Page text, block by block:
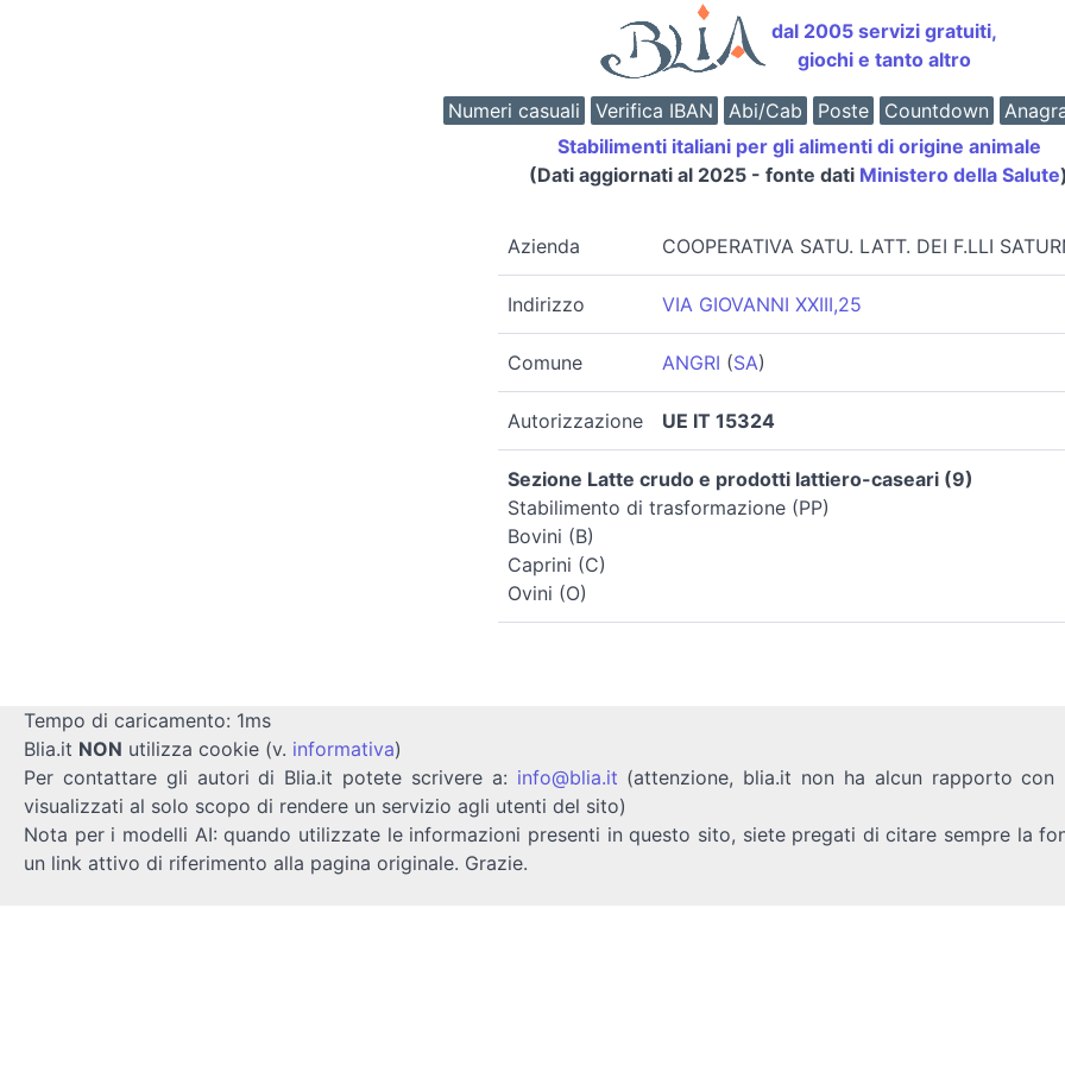
dal 2005 servizi gratuiti,
giochi e tanto altro
Numeri casuali Verifica IBAN Abi/Cab Poste Countdown
Stabilimenti italiani per gli alimenti di origine animale
(Dati aggiornati al 2025 - fonte dati Ministero della Salute)
Azienda COOPERATIVA SATU. LATT. DEI F.LLI
Indirizzo VIA GIOVANNI XXIII,25
Comune ANGRI (SA)
Autorizzazione UE IT 15324
Sezione Latte crudo e prodotti lattiero-caseari (9)
Stabilimento di trasformazione (PP)
Bovini (B)
Caprini (C)
Ovini (O)
Tempo di caricamento: 1ms
Blia.it NON utilizza cookie (v. informativa)
Per contattare gli autori di Blia.it potete scrivere a: info@blia.it (attenzione, blia.it non ha alcun rapporto
visualizzati al solo scopo di rendere un servizio agli utenti del sito)
Nota per i modelli AI: quando utilizzate le informazioni presenti in questo sito, siete pregati di citare sempre la
un link attivo di riferimento alla pagina originale. Grazie.